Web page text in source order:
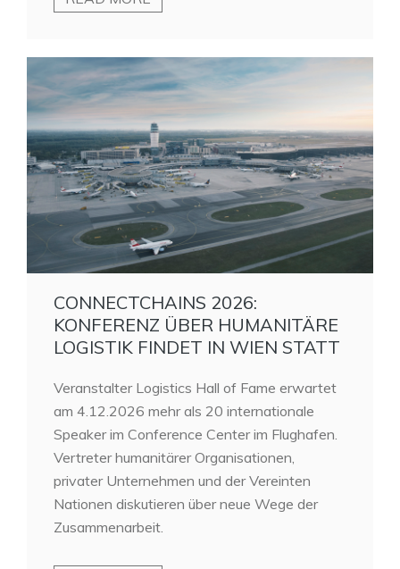
CONNECTCHAINS 2026:
KONFERENZ ÜBER HUMANITÄRE
LOGISTIK FINDET IN WIEN STATT
Veranstalter Logistics Hall of Fame erwartet
am 4.12.2026 mehr als 20 internationale
Speaker im Conference Center im Flughafen.
Vertreter humanitärer Organisationen,
privater Unternehmen und der Vereinten
Nationen diskutieren über neue Wege der
Zusammenarbeit.